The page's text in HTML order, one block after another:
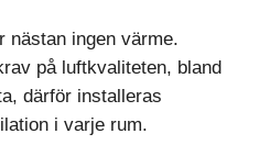
nästan ingen värme.
på luftkvaliteten, bland
därför installeras
i varje rum.